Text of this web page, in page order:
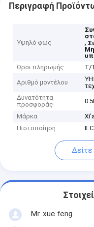
Περιγραφή
Υψηλό φως
,
Όροι πληρωμής
T/
Αριθμό μοντέλου
Δυνατότητα
προσφοράς
Μάρκα
Πιστοποίηση
Mr. xue feng